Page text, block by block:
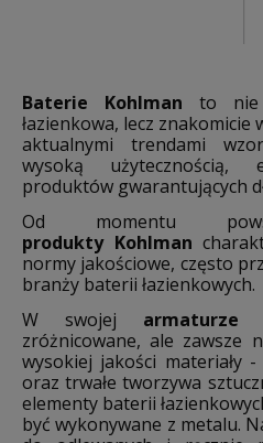
Baterie Kohlman to nie
łazienkowa, lecz znakomicie
aktualnymi trendami
wysoką
produktów gwarantujących
Od momentu
produkty Kohlman
normy jakościowe, często
branży baterii łazienkowych.
W swojej armaturze
zróżnicowane, ale zawsze
wysokiej jakości materiały
oraz trwałe tworzywa
elementy baterii
być wykonywane z metalu.